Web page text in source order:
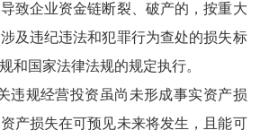
致企业资金链断裂、破产的，按重大
及违纪违法和犯罪行为查处的损失标
和国家法律法规的规定执行。
违规经营投资虽尚未形成事实资产损
产损失在可预见未来将发生，且能可